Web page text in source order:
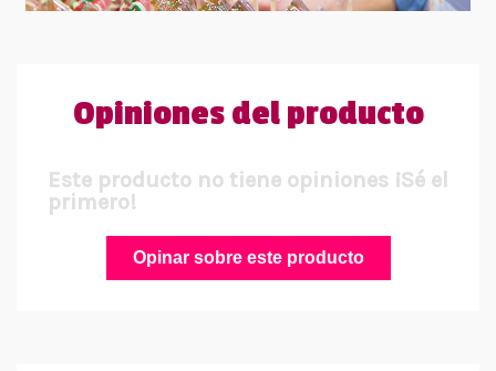
Opiniones del producto
Este producto no tiene opiniones ¡Sé el
primero!
Opinar sobre este producto